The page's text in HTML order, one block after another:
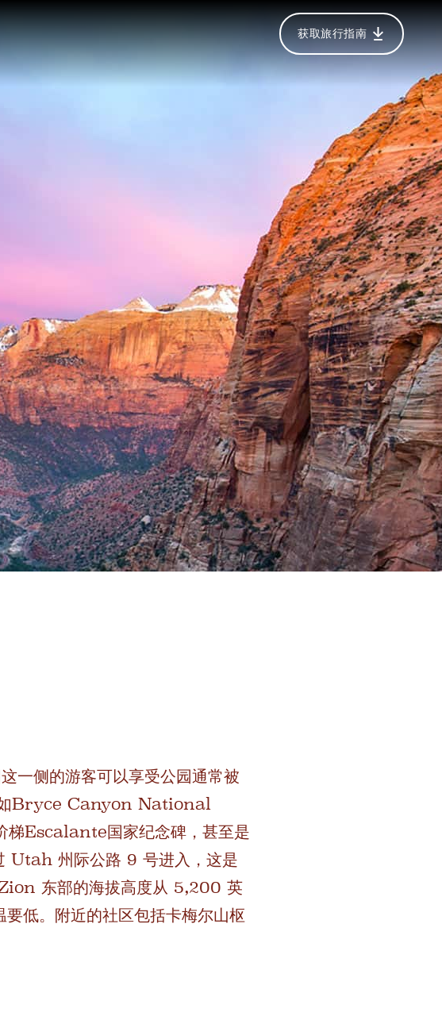
获取旅行指南
侧的游客可以享受公园通常被
如Bryce Canyon National
国家纪念碑，甚至是
州际公路 9 号进入，这是
东部的海拔高度从 5,200 英
低。附近的社区包括卡梅尔山枢